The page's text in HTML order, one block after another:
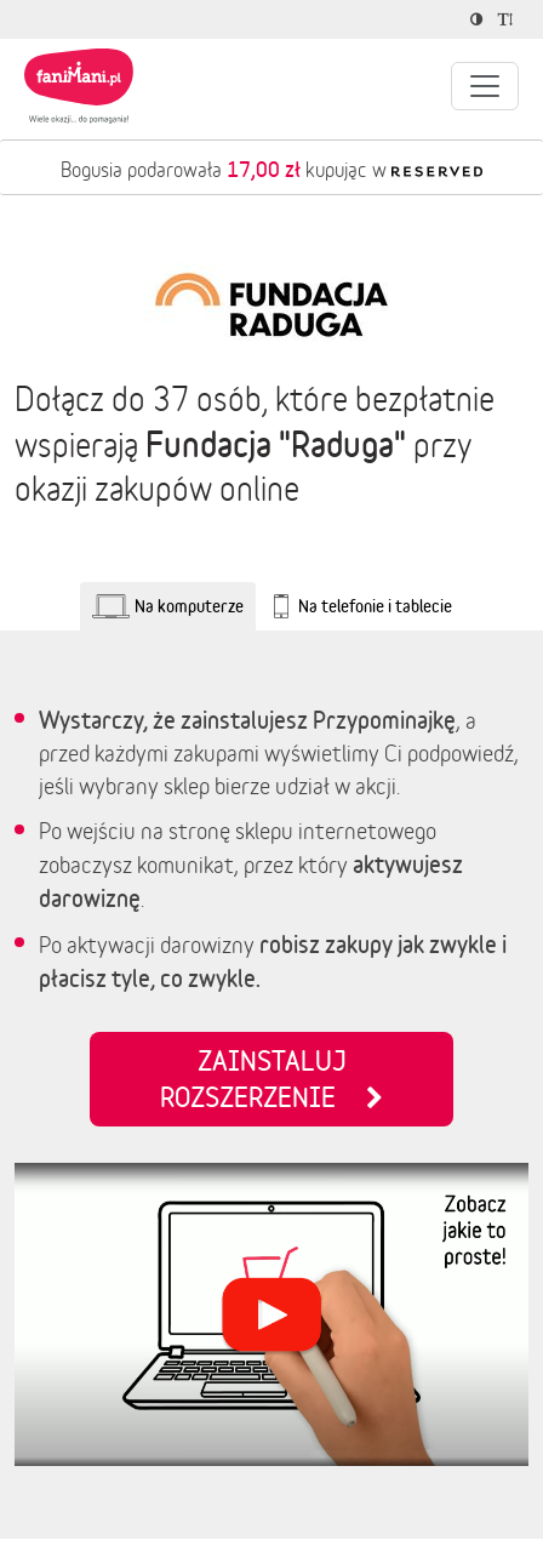
Bogusia podarowała 17,00 zł kupując w
Dołącz do 37 osób, które bezpłatnie
wspierają Fundacja "Raduga" przy
okazji zakupów online
Na komputerze Na telefonie i tablecie
Wystarczy, że zainstalujesz Przypominajkę, a
przed każdymi zakupami wyświetlimy Ci podpowiedź,
jeśli wybrany sklep bierze udział w akcji.
Po wejściu na stronę sklepu internetowego
zobaczysz komunikat, przez który aktywujesz
darowiznę
Po aktywacji darowizny robisz zakupy jak zwykle i
płacisz tyle, co zwykle.
ZAINSTALUJ
ROZSZERZENIE